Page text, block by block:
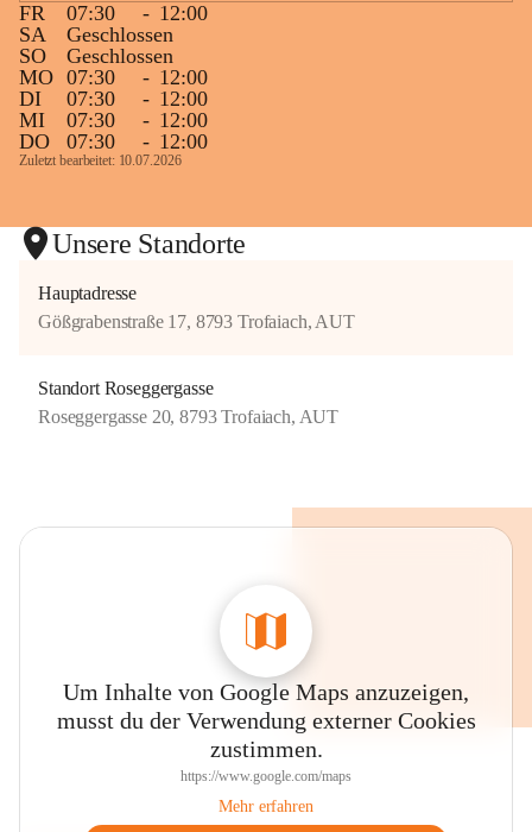
FR
07:30 - 12:00
SA
Geschlossen
SO
Geschlossen
MO 07:30 - 12:00
DI
07:30 - 12:00
MI
07:30 - 12:00
DO
07:30 - 12:00
Zuletzt bearbeitet: 10.07.2026
Unsere Standorte
Hauptadresse
Gößgrabenstraße 17, 8793 Trofaiach, AUT
Standort Roseggergasse
Roseggergasse 20, 8793 Trofaiach, AUT
Um Inhalte von Google Maps anzuzeigen,
musst du der Verwendung externer Cookies
zustimmen.
https://www.google.com/maps
Mehr erfahren